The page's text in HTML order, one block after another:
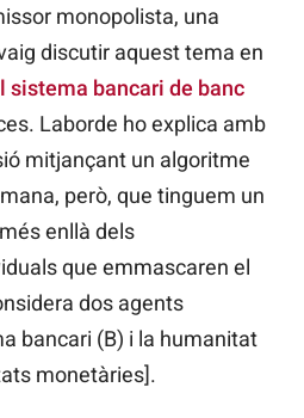
monopolista, una
discutir aquest tema en
sistema bancari de banc
Laborde ho explica amb
mitjançant un algoritme
però, que tinguem un
enllà dels
que emmascaren el
dos agents
bancari (B) i la humanitat
monetàries].